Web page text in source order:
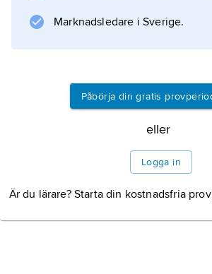
Information om artikeln
Marknadsledare i Sverige.
Påbörja din gratis
eller
Logga in
Är du lärare? Starta din kostnadsfria